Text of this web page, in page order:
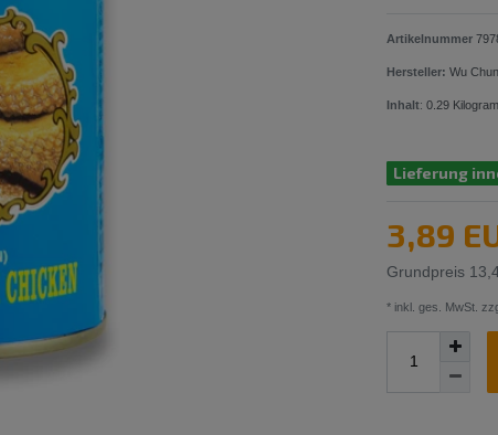
Artikelnummer
Hersteller: Wu
Inhalt:0.29
Lieferung
3,89
Grundpreis
* inkl. ges. MwSt.